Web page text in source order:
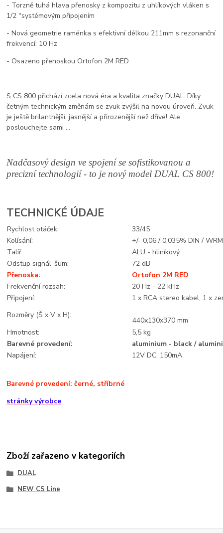
- Torzně tuhá hlava přenosky z kompozitu z uhlíkových vláken s
1/2 "systémovým připojením
- Nová geometrie raménka s efektivní délkou 211mm s rezonanční
frekvencí: 10 Hz
- Osazeno přenoskou Ortofon 2M RED
S CS 800 přichází zcela nová éra a kvalita značky DUAL. Díky
četným technickým změnám se zvuk zvýšil na novou úroveň. Zvuk
je ještě brilantnější, jasnější a přirozenější než dříve! Ale
poslouchejte sami ...
Nadčasový design ve spojení se sofistikovanou a
precizní technologií - to je nový model DUAL CS 800!
TECHNICKÉ ÚDAJE
Rychlost otáček:
33/45
Kolísání:
+/- 0,06 / 0,035% DIN /
Talíř:
ALU - hliníkový
Odstup signál-šum:
72 dB
Přenoska:
Ortofon 2M RED
Frekvenční rozsah:
20 Hz - 22 kHz
Připojení:
1 x RCA stereo kabel, 1 x
Rozměry (Š x V x H):
440x130x370 mm
Hmotnost:
5,5 kg
Barevné provedení:
aluminium - black /
Napájení:
12V DC, 150mA
Barevné provedení: černé, stříbrné
stránky výrobce
Zboží zařazeno v kategoriích
DUAL
NEW CS Line